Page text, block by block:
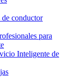
de conductor
para
Inteligente de